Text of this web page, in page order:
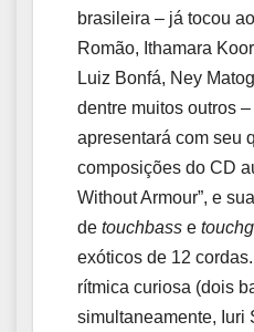
brasileira – já tocou
Romão, Ithamara
Luiz Bonfá, Ney
dentre muitos outros
apresentará com seu
composições do CD
Without Armour”, e
de touchbass e
exóticos de 12
rítmica curiosa (dois
simultaneamente, Iuri